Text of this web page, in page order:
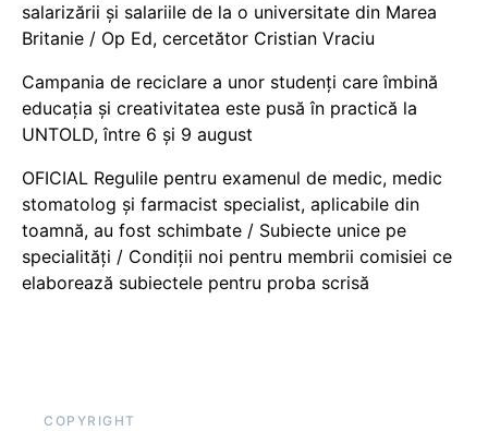
salarizării și salariile de la o universitate din Marea
Britanie / Op Ed, cercetător Cristian Vraciu
Campania de reciclare a unor studenți care îmbină
educația și creativitatea este pusă în practică la
UNTOLD, între 6 și 9 august
OFICIAL Regulile pentru examenul de medic, medic
stomatolog și farmacist specialist, aplicabile din
toamnă, au fost schimbate / Subiecte unice pe
specialități / Condiții noi pentru membrii comisiei ce
elaborează subiectele pentru proba scrisă
COPYRIGHT